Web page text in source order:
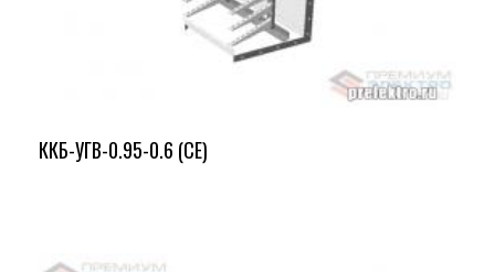
ККБ-УГВ-0.95-0.6 (СЕ)